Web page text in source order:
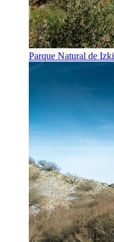
Parque Natural de Izki